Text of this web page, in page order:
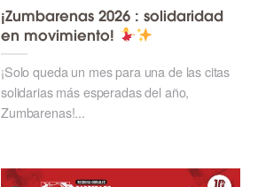
¡Zumbarenas 2026 : solidaridad
en movimiento!
¡Solo queda un mes para una de las citas
solidarias más esperadas del año,
Zumbarenas!...